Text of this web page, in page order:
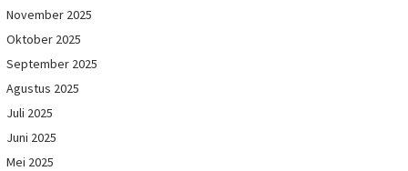
November 2025
Oktober 2025
September 2025
Agustus 2025
Juli 2025
Juni 2025
Mei 2025